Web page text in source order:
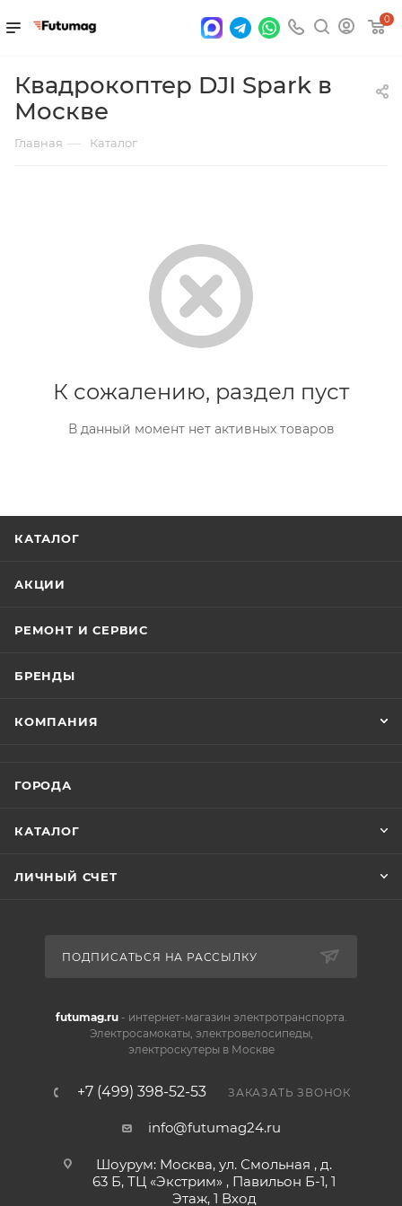
0
Квадрокоптер DJI Spark в
Москве
Главная — Каталог
К сожалению, раздел пуст
В данный момент нет активных товаров
КАТАЛОГ
АКЦИИ
РЕМОНТ И СЕРВИС
БРЕНДЫ
КОМПАНИЯ
ГОРОДА
КАТАЛОГ
ЛИЧНЫЙ СЧЕТ
ПОДПИСАТЬСЯ НА РАССЫЛКУ
futumag.ru- интернет-магазин электротранспорта.
Электросамокаты, электровелосипеды,
электроскутеры в Москве
+7 (499) 398-52-53 ЗАКАЗАТЬ ЗВОНОК
info@futumag24.ru
Шоурум: Москва, ул. Смольная , д.
63 Б, ТЦ «Экстрим» , Павильон Б-1, 1
Этаж, 1 Вход